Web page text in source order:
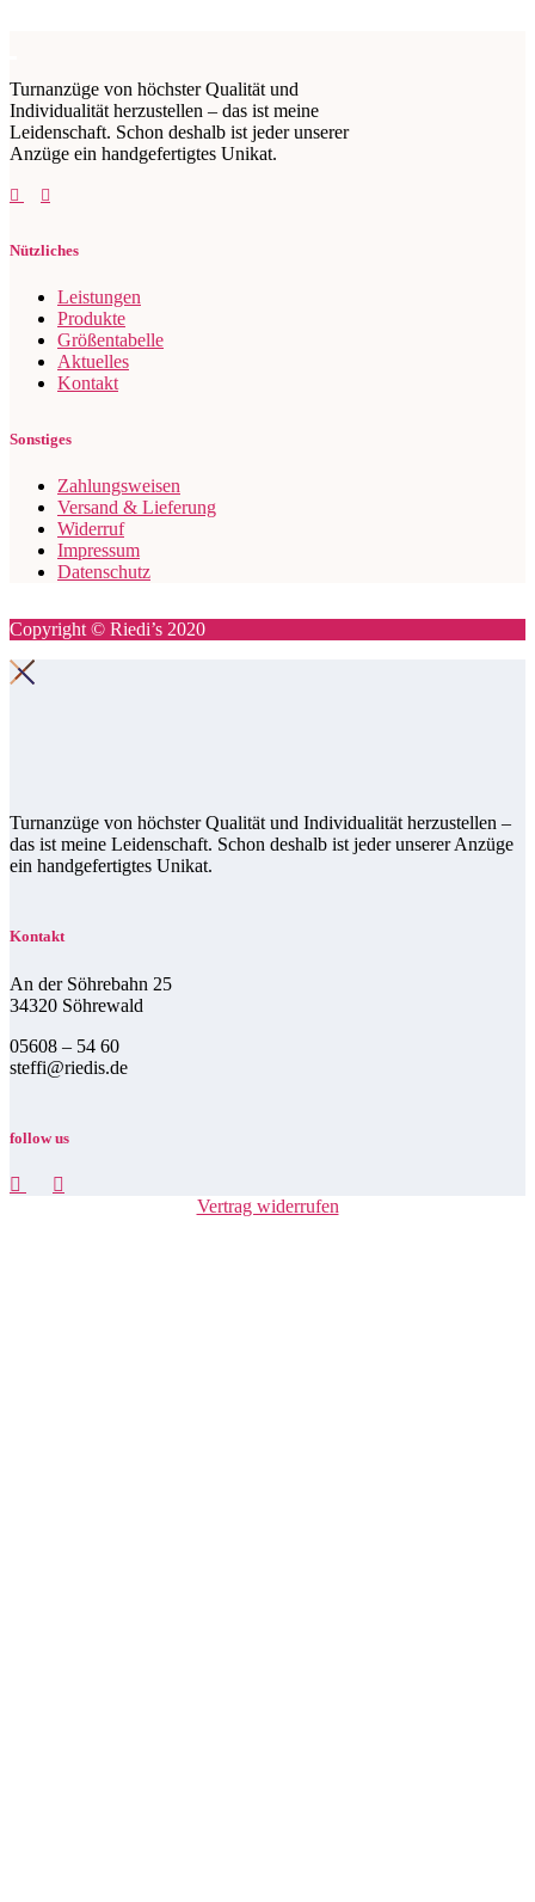
Turnanzüge von höchster Qualität und
Individualität herzustellen – das ist meine
Leidenschaft. Schon deshalb ist jeder unserer
Anzüge ein handgefertigtes Unikat.
Nützliches
Leistungen
Produkte
Größentabelle
Aktuelles
Kontakt
Sonstiges
Zahlungsweisen
Versand & Lieferung
Widerruf
Impressum
Datenschutz
Copyright © Riedi’s 2020
Turnanzüge von höchster Qualität und Individualität herzustellen –
das ist meine Leidenschaft. Schon deshalb ist jeder unserer Anzüge
ein handgefertigtes Unikat.
Kontakt
An der Söhrebahn 25
34320 Söhrewald
05608 – 54 60
steffi@riedis.de
follow us
Vertrag widerrufen